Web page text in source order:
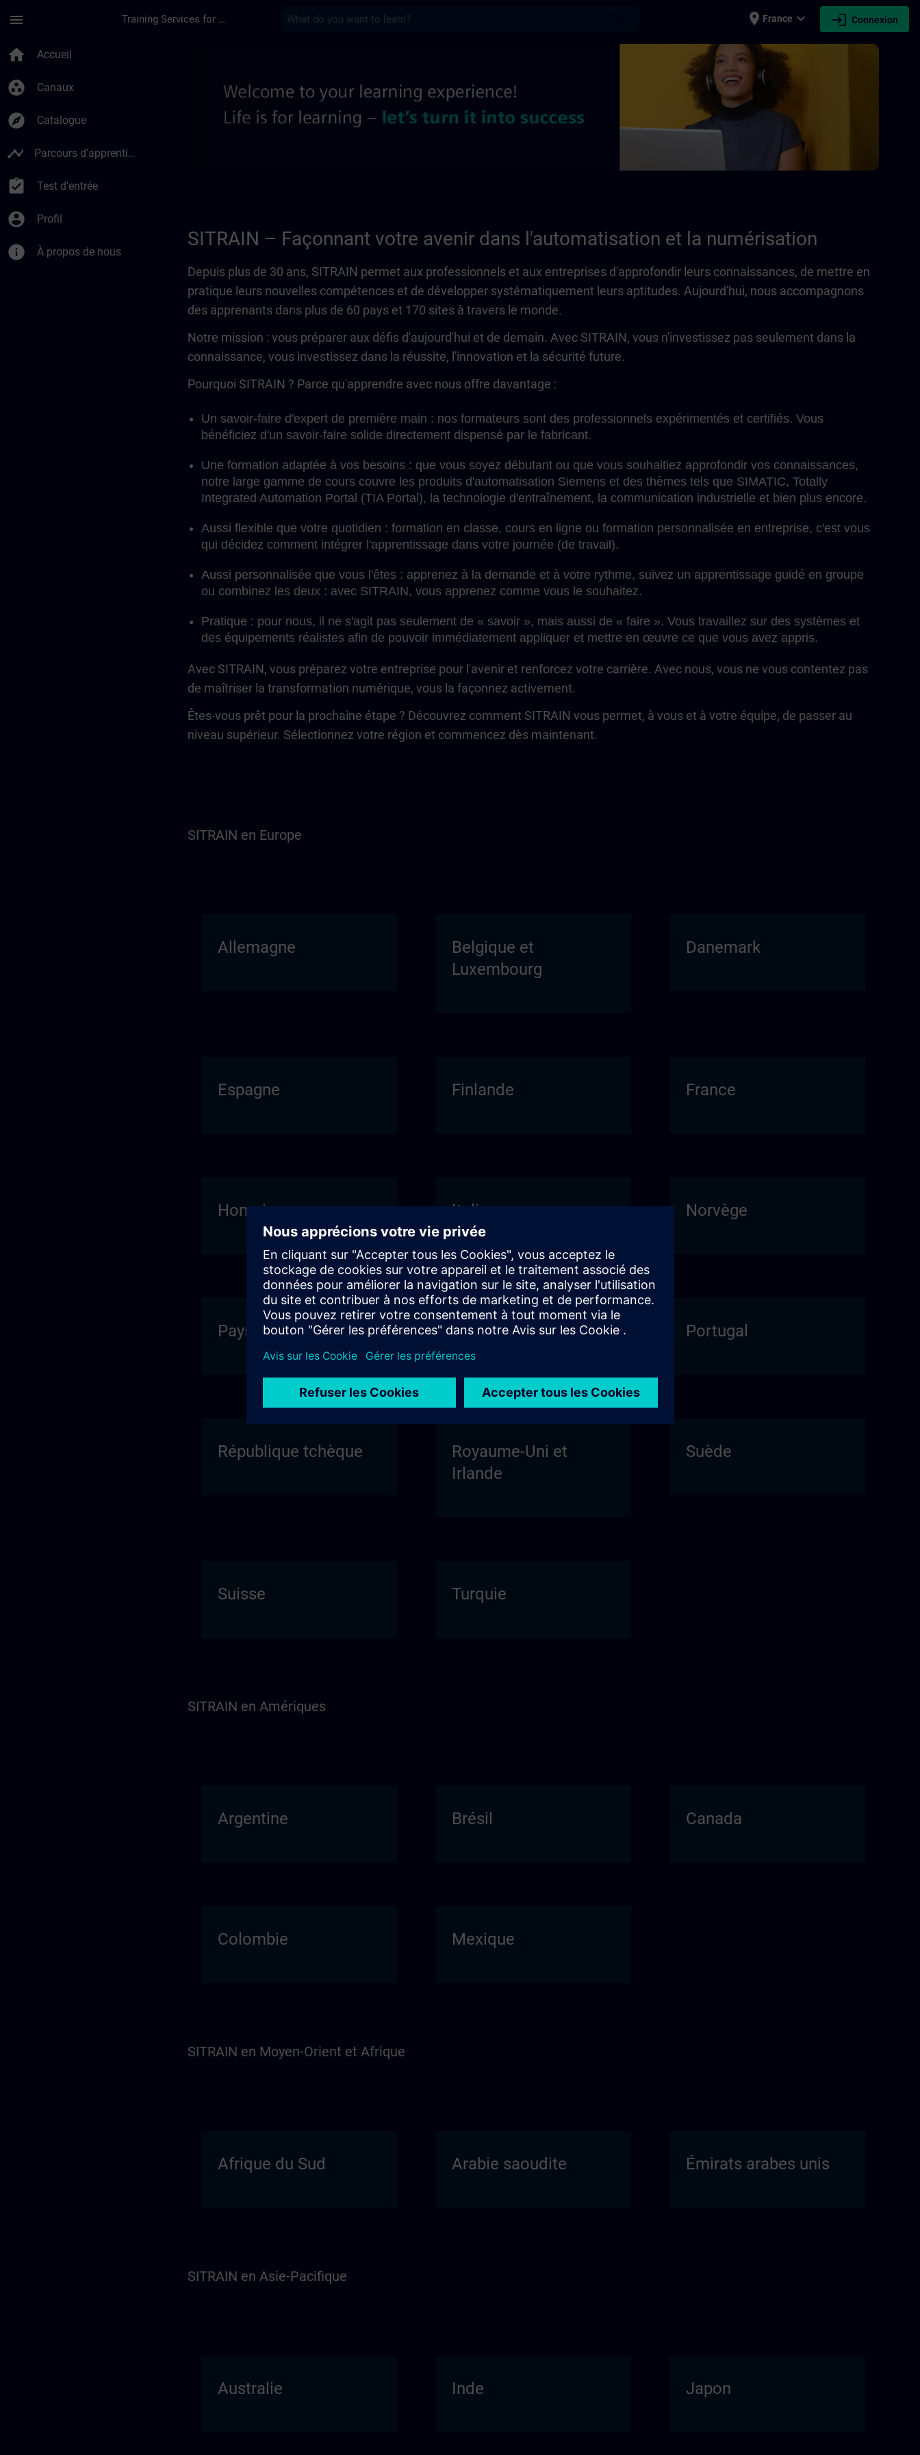
menu Training Services for Digital Industries place France expand_more login Connexion
home Accueil
group_work Canaux
explore Catalogue
timeline Parcours d’apprentissage
assignment_turned_in Test d'entrée
account_circle Profil
info À propos de nous
SITRAIN – Façonnant votre avenir dans l'automatisation et la numérisation
Depuis plus de 30 ans, SITRAIN permet aux professionnels et aux entreprises d'approfondir leurs connaissances, de mettre en
pratique leurs nouvelles compétences et de développer systématiquement leurs aptitudes. Aujourd'hui, nous accompagnons
des apprenants dans plus de 60 pays et 170 sites à travers le monde.
Notre mission : vous préparer aux défis d'aujourd'hui et de demain. Avec SITRAIN, vous n'investissez pas seulement dans la
connaissance, vous investissez dans la réussite, l'innovation et la sécurité future.
Pourquoi SITRAIN ? Parce qu'apprendre avec nous offre davantage :
Un savoir-faire d'expert de première main : nos formateurs sont des professionnels expérimentés et certifiés. Vous
bénéficiez d'un savoir-faire solide directement dispensé par le fabricant.
Une formation adaptée à vos besoins : que vous soyez débutant ou que vous souhaitiez approfondir vos connaissances,
notre large gamme de cours couvre les produits d'automatisation Siemens et des thèmes tels que SIMATIC, Totally
Integrated Automation Portal (TIA Portal), la technologie d'entraînement, la communication industrielle et bien plus encore.
Aussi flexible que votre quotidien : formation en classe, cours en ligne ou formation personnalisée en entreprise, c'est vous
qui décidez comment intégrer l'apprentissage dans votre journée (de travail).
Aussi personnalisée que vous l'êtes : apprenez à la demande et à votre rythme, suivez un apprentissage guidé en groupe
ou combinez les deux : avec SITRAIN, vous apprenez comme vous le souhaitez.
Pratique : pour nous, il ne s'agit pas seulement de « savoir », mais aussi de « faire ». Vous travaillez sur des systèmes et
des équipements réalistes afin de pouvoir immédiatement appliquer et mettre en œuvre ce que vous avez appris.
Avec SITRAIN, vous préparez votre entreprise pour l'avenir et renforcez votre carrière. Avec nous, vous ne vous contentez pas
de maîtriser la transformation numérique, vous la façonnez activement.
Êtes-vous prêt pour la prochaine étape ? Découvrez comment SITRAIN vous permet, à vous et à votre équipe, de passer au
niveau supérieur. Sélectionnez votre région et commencez dès maintenant.
SITRAIN en Europe
Allemagne
Belgique et
Luxembourg
Danemark
Espagne Finlande France
Hongrie Italie Norvège
Pays-Bas Pologne Portugal
République tchèque
Royaume-Uni et
Irlande
Suède
Suisse Turquie
SITRAIN en Amériques
Argentine Brésil Canada
Colombie Mexique
SITRAIN en Moyen-Orient et Afrique
Afrique du Sud Arabie saoudite Émirats arabes unis
SITRAIN en Asie-Pacifique
Australie Inde Japon